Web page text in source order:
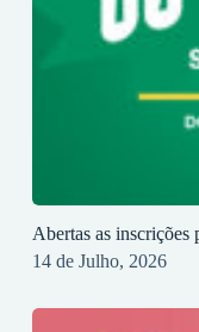
Abertas as inscrições
14 de Julho, 2026